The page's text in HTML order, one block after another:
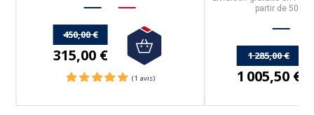
450,00 €
315,00 €
partir de 50€
1 285,00 €
1 005,50 €